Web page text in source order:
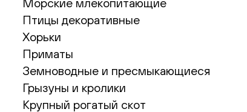
Птицы декоративные
Хорьки
Приматы
Земноводные и пресмыкающиеся
Грызуны и кролики
Крупный рогатый скот